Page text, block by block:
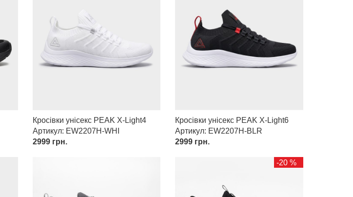
Кросівки унісекс PEAK X-Light4
Артикул: EW2207H-WHI
2999грн.
Кросівки унісекс PEAK X-Light6
Артикул: EW2207H-BLR
2999 грн.
-20 %